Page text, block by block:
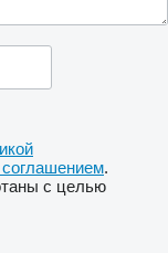
.
с целью